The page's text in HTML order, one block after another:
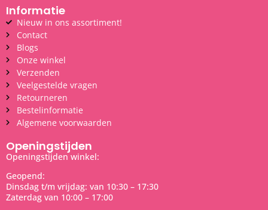
Informatie
Nieuw in ons assortiment!
Contact
Blogs
Onze winkel
Verzenden
Veelgestelde vragen
Retourneren
Bestelinformatie
Algemene voorwaarden
Openingstijden
Openingstijden winkel:
Geopend:
Dinsdag t/m vrijdag: van 10:30 – 17:30
Zaterdag van 10:00 – 17:00